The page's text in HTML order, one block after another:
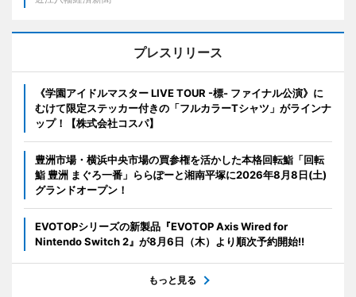
プレスリリース
《学園アイドルマスター LIVE TOUR -標- ファイナル公演》に
むけて限定ステッカー付きの「フルカラーTシャツ」がラインナ
ップ！【株式会社コスパ】
豊洲市場・横浜中央市場の買参権を活かした本格回転鮨「回転
鮨 豊洲 まぐろ一番」ららぽーと湘南平塚に2026年8月8日(土)
グランドオープン！
EVOTOPシリーズの新製品『EVOTOP Axis Wired for
Nintendo Switch 2』が8月6日（木）より順次予約開始!!
もっと見る